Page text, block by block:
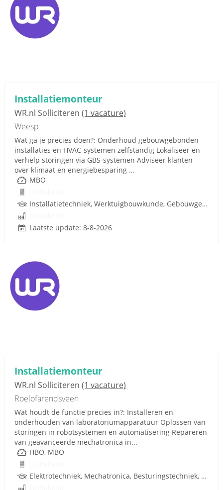
Installatiemonteur
WR.nl Solliciteren (1 vacature)
Weesp
Wat ga je precies doen?: Onderhoud gebouwgebonden
installaties en HVAC-systemen zelfstandig Lokaliseer en
verhelp storingen via GBS-systemen Adviseer klanten
over klimaat en energiebesparing ...
MBO
Installatietechniek, Werktuigbouwkunde, Gebouwgebonden installaties, Rijbewijs
Laatste update: 8-8-2026
Installatiemonteur
WR.nl Solliciteren (1 vacature)
Roelofarendsveen
Wat houdt de functie precies in?: Installeren en
onderhouden van laboratoriumapparatuur Oplossen van
storingen in robotsystemen en automatisering Repareren
van geavanceerde mechatronica in...
HBO, MBO
Elektrotechniek, Mechatronica, Besturingstechniek, W-Installaties, Rijbewijs